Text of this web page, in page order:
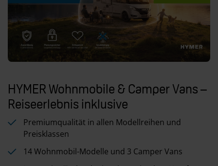
HYMER Wohnmobile & Camper Vans –
Reiseerlebnis inklusive
Premiumqualität in allen Modellreihen und
Preisklassen
14 Wohnmobil-Modelle und 3 Camper Vans